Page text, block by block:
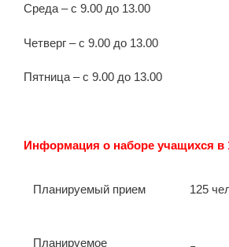
Среда – с 9.00 до 13.00
Четверг – с 9.00 до 13.00
Пятница – с 9.00 до 13.00
Информация о наборе учащихся в
Планируемый прием 125
Планируемое